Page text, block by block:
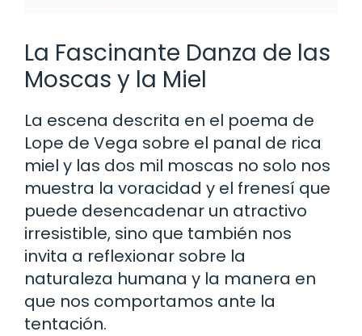
La Fascinante Danza de las
Moscas y la Miel
La escena descrita en el poema de
Lope de Vega sobre el panal de rica
miel y las dos mil moscas no solo nos
muestra la voracidad y el frenesí que
puede desencadenar un atractivo
irresistible, sino que también nos
invita a reflexionar sobre la
naturaleza humana y la manera en
que nos comportamos ante la
tentación.